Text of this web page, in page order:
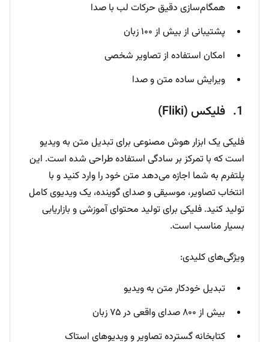
همگام‌سازی دقیق حرکات لب با صدا
پشتیبانی از بیش از ۱۰۰ زبان
امکان استفاده از تصاویر شخصی
ویرایش ساده متن و صدا
فلیکس (Fliki)
فلیکی یک ابزار هوش مصنوعی برای تبدیل متن به ویدیو
است که با تمرکز بر سادگی استفاده طراحی شده است. این
پلتفرم به شما اجازه می‌دهد متن خود را وارد کنید و با
انتخاب تصاویر، موسیقی و صدای گوینده، یک ویدیوی کامل
تولید کنید. فلیکی برای تولید محتوای آموزشی و بازاریابی
بسیار مناسب است.
ویژگی‌های کلیدی:
تبدیل خودکار متن به ویدیو
بیش از ۸۰۰ صدای واقعی در ۷۵ زبان
کتابخانه گسترده تصاویر و ویدیوهای استاک